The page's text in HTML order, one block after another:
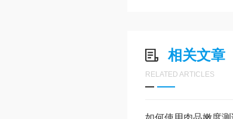
相关文章
RELATED ARTICLES